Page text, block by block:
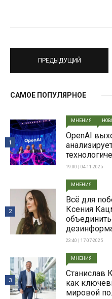
ПРЕДЫДУЩИЙ
САМОЕ ПОПУЛЯРНОЕ
МНЕНИЯ
OpenAI
19:00 | 04-11-2025
1
МНЕНИЯ
Всë для
Ксения
23:40 | 17-07-2025
2
МНЕНИЯ
Станислав
как
мировой
3